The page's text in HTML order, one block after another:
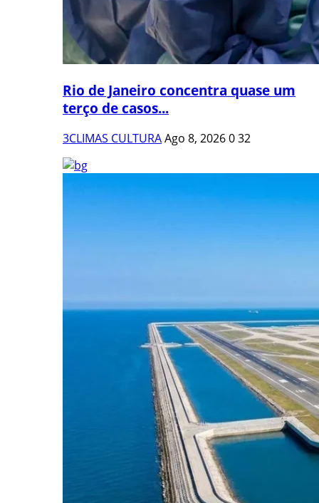
Rio de Janeiro concentra quase um
terço de casos...
3CLIMAS CULTURAAgo 8, 2026032